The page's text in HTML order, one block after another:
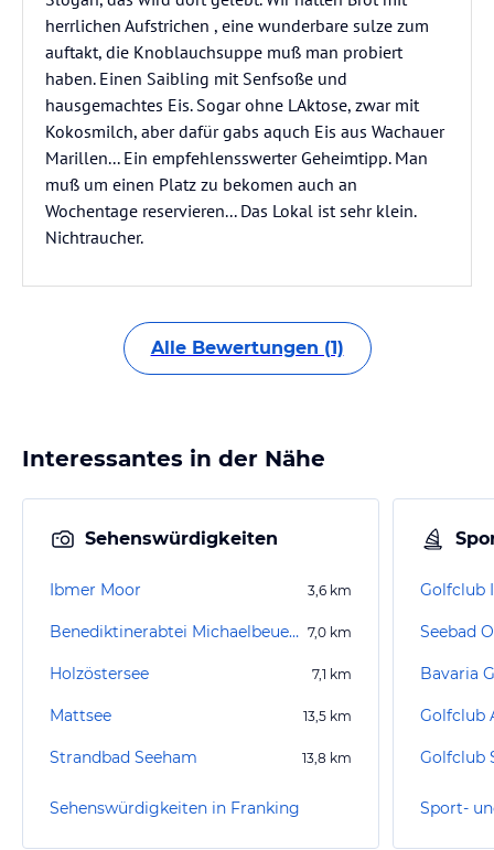
herrlichen Aufstrichen , eine wunderbare sulze zum
auftakt, die Knoblauchsuppe muß man probiert
haben. Einen Saibling mit Senfsoße und
hausgemachtes Eis. Sogar ohne LAktose, zwar mit
Kokosmilch, aber dafür gabs aquch Eis aus Wachauer
Marillen... Ein empfehlensswerter Geheimtipp. Man
muß um einen Platz zu bekomen auch an
Wochentage reservieren... Das Lokal ist sehr klein.
Nichtraucher.
Alle Bewertungen (1)
Interessantes in der Nähe
Sehenswürdigkeiten
Ibmer Moor 3,6 km
Benediktinerabtei Michaelbeuern 7,0 km
Holzöstersee 7,1 km
Mattsee 13,5 km
Strandbad Seeham 13,8 km
Sehenswürdigkeiten in Franking
Seebad
Bavaria
Golfclub